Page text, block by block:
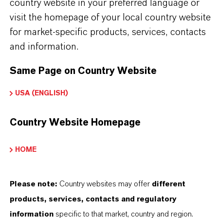
Pharmazeutika
Textilien
PRODUKTINFORMATIONEN
country website in your preferred language or
visit the homepage of your local country website
for market-specific products, services, contacts
and information.
Same Page on Country Website
USA (ENGLISH)
Country Website Homepage
HOME
Please note: Country websites may offer different
products, services, contacts and regulatory
information specific to that market, country and region.